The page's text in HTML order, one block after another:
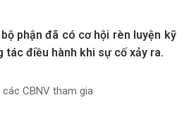
phận đã có cơ hội rèn luyện kỹ
điều hành khi sự cố xảy ra.
CBNV tham gia